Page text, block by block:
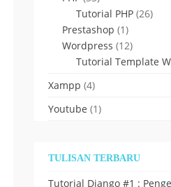
Tutorial PHP (26)
Prestashop (1)
Wordpress (12)
Tutorial Template
Xampp (4)
Youtube (1)
TULISAN TERBARU
Tutorial Django #1 :